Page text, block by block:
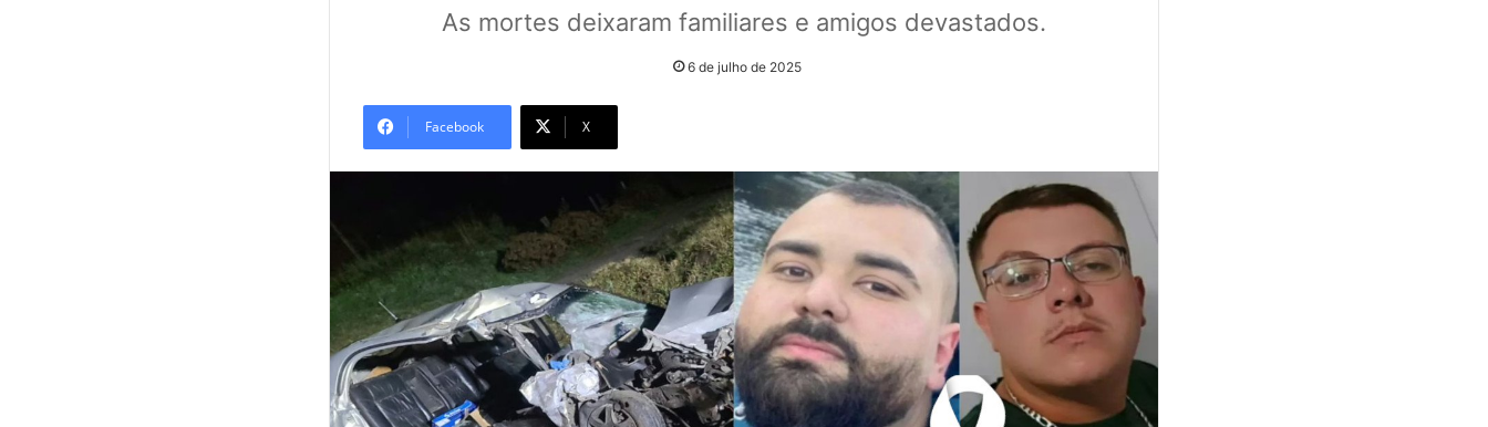
As mortes deixaram familiares e amigos devastados.
6 de julho de 2025
Facebook X